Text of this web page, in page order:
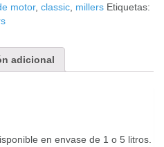
motor, classic millers Etiquetas:
adicional
en envase de 1 o 5 litros.